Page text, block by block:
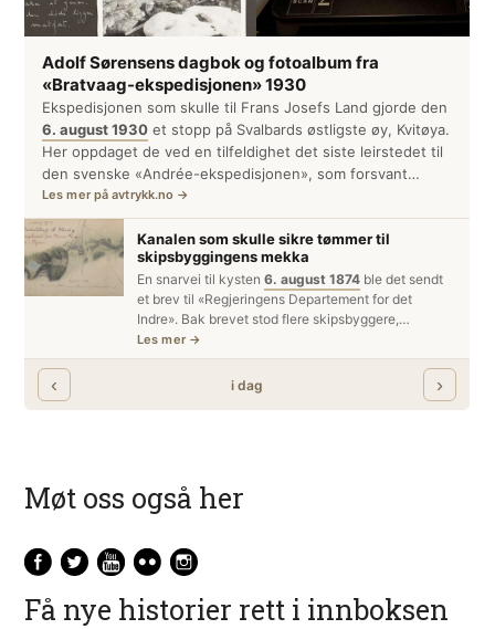
Møt oss også her
Få nye historier rett i innboksen